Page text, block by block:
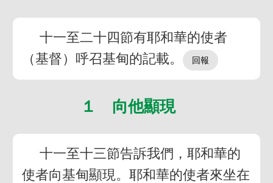
十一至二十四節有耶和華的使者
（基督）呼召基甸的記載。
１ 向他顯現
十一至十三節告訴我們，耶和華的
使者向基甸顯現。耶和華的使者來坐在